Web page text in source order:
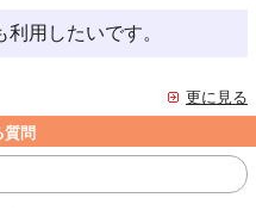
用したいです。
更に見る
質問